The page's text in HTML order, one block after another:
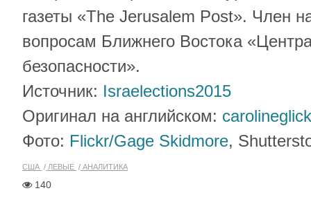
газеты «The Jerusalem Post». Член
вопросам Ближнего Востока
безопасности».
Источник: Israelections2015
Оригинал на английском:
Фото: Flickr/Gage Skidmore,
США ЛЕВЫЕ АНАЛИТИКА
140